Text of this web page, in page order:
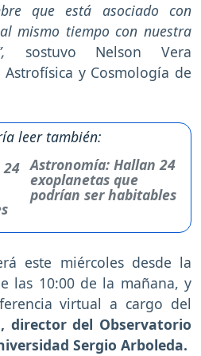
que está asociado con
mismo tiempo con nuestra
sostuvo Nelson Vera
y Cosmología de
leer también:
Astronomía: Hallan 24
exoplanetas que
podrían ser habitables
este miércoles desde la
las 10:00 de la mañana, y
virtual a cargo del
director del Observatorio
Sergio Arboleda.